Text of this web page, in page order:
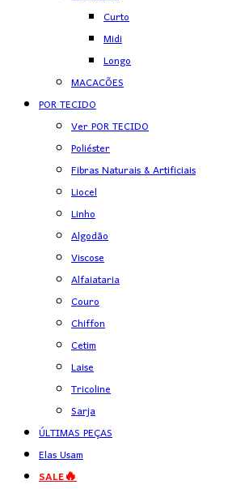
Curto
Midi
Longo
MACACÕES
POR TECIDO
Ver POR TECIDO
Poliéster
Fibras Naturais & Artificiais
Liocel
Linho
Algodão
Viscose
Alfaiataria
Couro
Chiffon
Cetim
Laise
Tricoline
Sarja
ÚLTIMAS PEÇAS
Elas Usam
SALE🔥